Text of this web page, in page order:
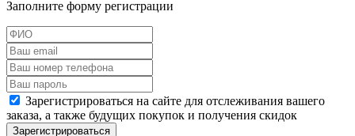
Заполните форму регистрации
Зарегистрироваться на сайте для отслеживания вашего
заказа, а также будущих покупок и получения скидок